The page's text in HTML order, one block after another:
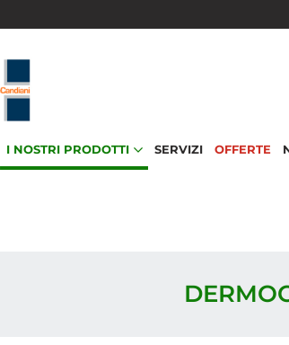
I NOSTRI PRODOTTI SERVIZI OFFERTE